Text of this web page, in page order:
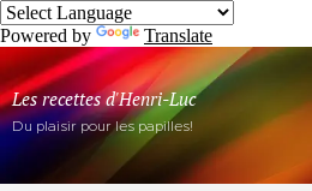
Powered by Translate
Les recettes d'Henri-Luc
Du plaisir pour les papilles!